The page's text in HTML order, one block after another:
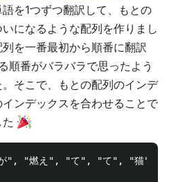
を1つずつ翻訳して、もとの
になるような配列を作りまし
を一番最初から順番に翻訳
順番がバラバラで思ったよう
そこで、もとの配列のインデ
ンデックスを合わせることで
", "燃え", "て", "て", "猫", "